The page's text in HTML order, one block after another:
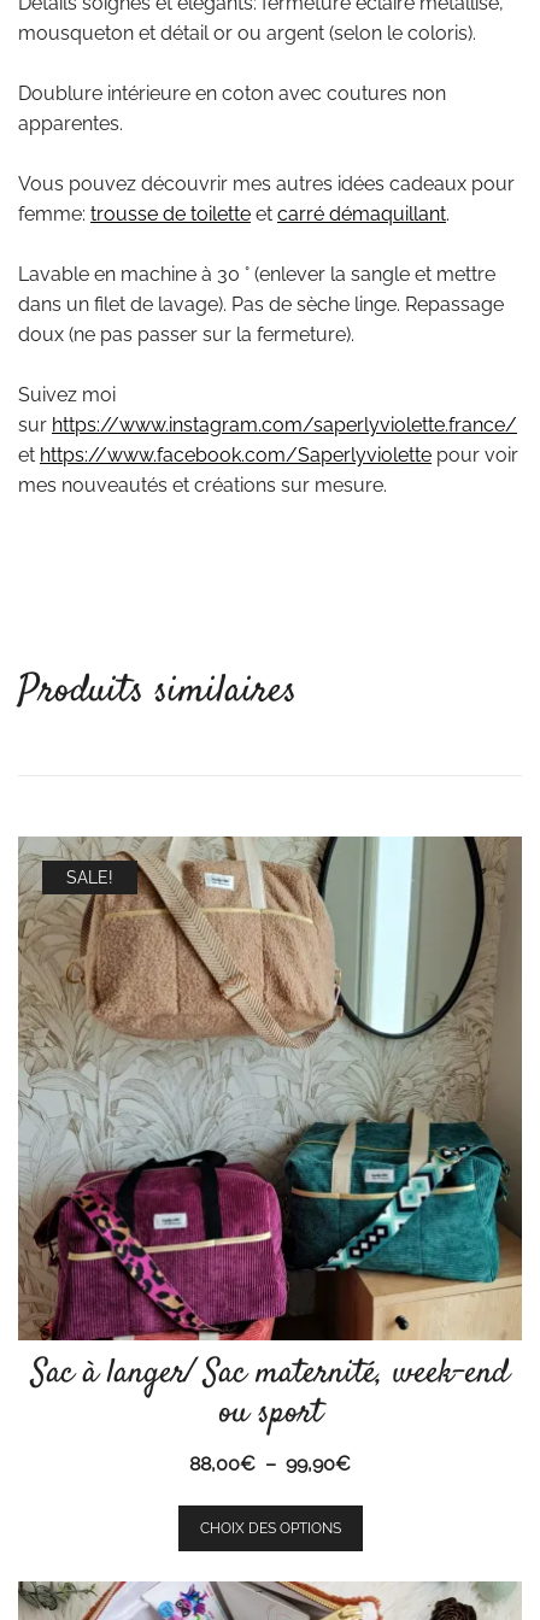
mousqueton et détail or ou argent (selon le coloris).
Doublure intérieure en coton avec coutures non
apparentes.
Vous pouvez découvrir mes autres idées cadeaux pour
femme: trousse de toilette et carré démaquillant.
Lavable en machine à 30 ° (enlever la sangle et mettre
dans un filet de lavage). Pas de sèche linge. Repassage
doux (ne pas passer sur la fermeture).
Suivez moi
sur https://www.instagram.com/saperlyviolette.france/
et https://www.facebook.com/Saperlyviolette pour voir
mes nouveautés et créations sur mesure.
Produits similaires
SALE!
Sac à langer/ Sac maternité, week-end
ou sport
88,00€ – 99,90€Plage
88,00€
à
99,90€
CHOIX DES OPTIONS
Ce
plusieurs